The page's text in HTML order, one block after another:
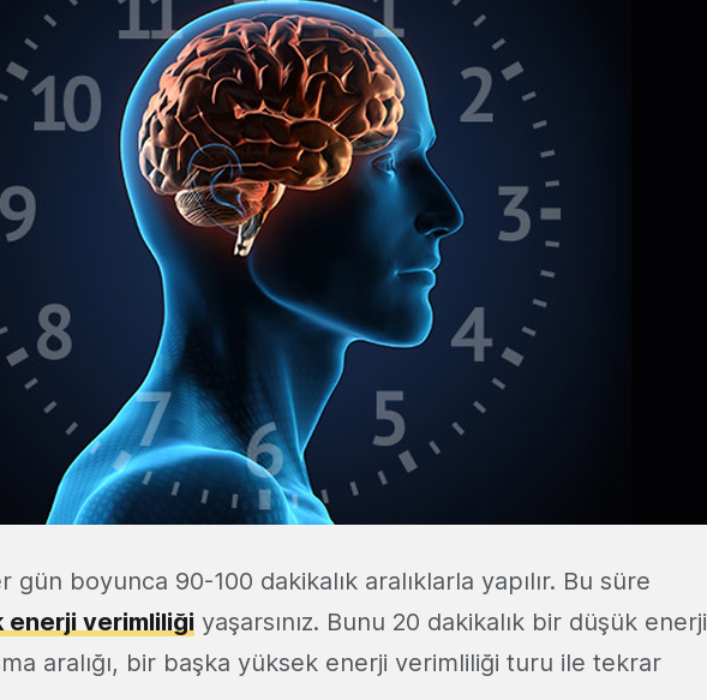
gün boyunca 90-100 dakikalık aralıklarla yapılır. Bu süre
enerji verimliliği yaşarsınız. Bunu 20 dakikalık bir düşük enerji
aralığı, bir başka yüksek enerji verimliliği turu ile tekrar